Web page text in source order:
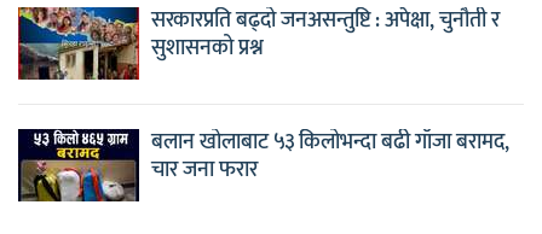
सरकारप्रति बढ्दो जनअसन्तुष्टि : अपेक्षा, चुनौती र
सुशासनको प्रश्न
बलान खोलाबाट ५३ किलोभन्दा बढी गाँजा बरामद,
चार जना फरार